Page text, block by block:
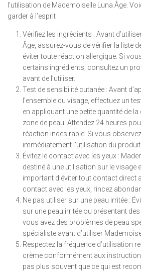
l’utilisation de Mademoiselle Luna Âge.
garder à l’esprit :
Vérifiez les ingrédients : Avant
Âge, assurez-vous de vérifier la liste
éviter toute réaction allergique. Si
certains ingrédients, consultez un
avant de l’utiliser.
Test de sensibilité cutanée : Avant
l’ensemble du visage, effectuez un
en appliquant une petite quantité de
zone de peau. Attendez 24 heures
réaction indésirable. Si vous
immédiatement l’utilisation du produit.
Évitez le contact avec les yeux :
destiné à une utilisation sur le visage
important d’éviter tout contact direct
contact avec les yeux, rincez
Ne pas utiliser sur une peau irritée :
sur une peau irritée ou présentant
vous avez des problèmes de peau
spécialiste avant d’utiliser
Respectez la fréquence d’utilisation
crème conformément aux
pas plus souvent que ce qui est